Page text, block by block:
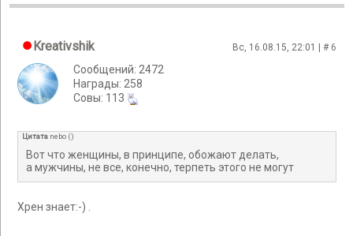
Kreativshik Вс, 16.08.15, 22:01 | # 6
Сообщений: 2472
Награды: 258
Cовы: 113
Цитата nebo ()
Вот что женщины, в принципе, обожают делать,
а мужчины, не все, конечно, терпеть этого не могут
Хрен знает:-) .